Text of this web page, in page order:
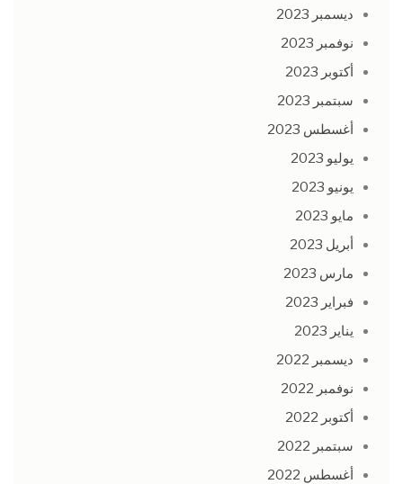
ديسمبر 2023
نوفمبر 2023
أكتوبر 2023
سبتمبر 2023
أغسطس 2023
يوليو 2023
يونيو 2023
مايو 2023
أبريل 2023
مارس 2023
فبراير 2023
يناير 2023
ديسمبر 2022
نوفمبر 2022
أكتوبر 2022
سبتمبر 2022
أغسطس 2022